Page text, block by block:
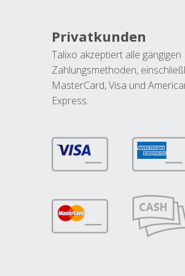
Privatkunden
Talixo akzeptiert alle gängigen
Zahlungsmethoden,
MasterCard, Visa und
Express.